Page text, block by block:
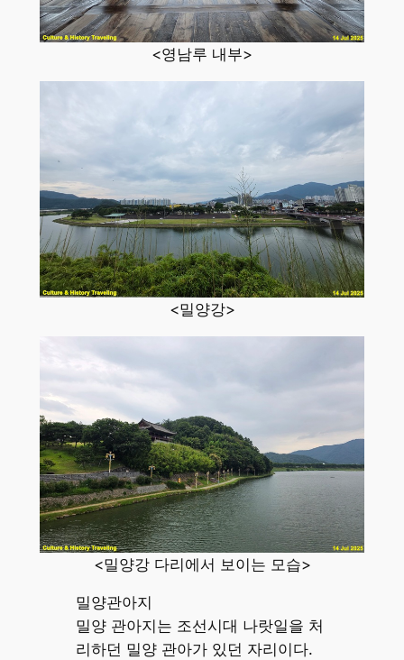
<영남루 내부>
<밀양강>
<밀양강 다리에서 보이는 모습>
밀양관아지
밀양 관아지는 조선시대 나랏일을 처
리하던 밀양 관아가 있던 자리이다.